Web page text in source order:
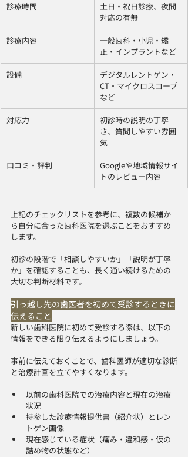
診療時間
土日・祝日診療、夜間
対応の有無
診療内容
一般歯科・小児・矯
正・インプラントなど
設備
デジタルレントゲン・
CT・マイクロスコープ
など
対応力
初診時の説明の丁寧
さ、質問しやすい雰囲
気
口コミ・評判
Googleや地域情報サイ
トのレビュー内容
上記のチェックリストを参考に、複数の候補か
ら自分に合った歯科医院を選ぶことをおすすめ
します。
初診の段階で「相談しやすいか」「説明が丁寧
か」を確認することも、長く通い続けるための
大切な判断材料です。
引っ越し先の歯医者を初めて受診するときに
伝えること
新しい歯科医院に初めて受診する際は、以下の
情報をできる限り伝えるようにしましょう。
事前に伝えておくことで、歯科医師が適切な診断
と治療計画を立てやすくなります。
以前の歯科医院での治療内容と現在の治療
状況
持参した診療情報提供書（紹介状）とレン
トゲン画像
現在感じている症状（痛み・違和感・仮の
詰め物の状態など）